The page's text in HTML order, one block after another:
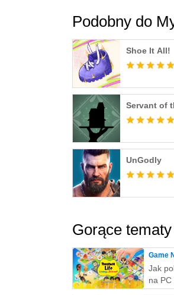
Podobny do
Shoe It All!
Servant of
UnGodly
Gorące tematy
Game
Jak
na PC